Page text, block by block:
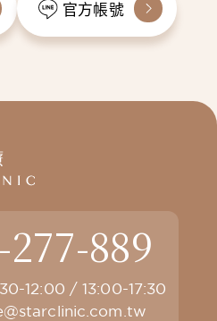
官方帳號
889
12:00 / 13:00-17:30